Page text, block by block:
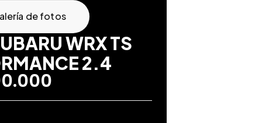
de fotos
WRX TS
2.4